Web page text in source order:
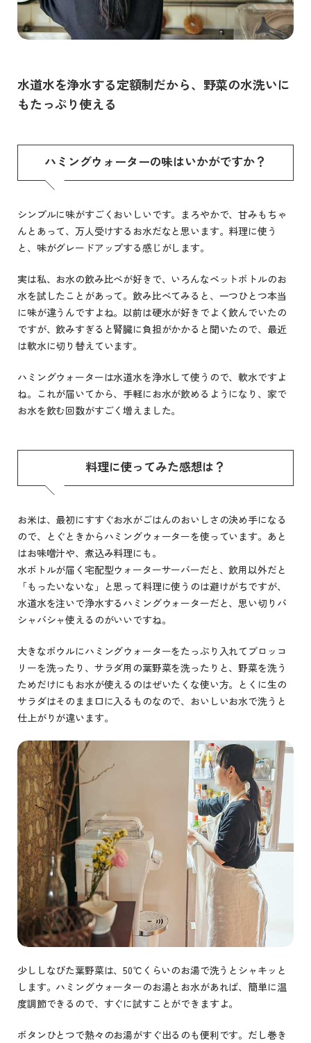
水道水を浄水する定額制だから、野菜の水洗いに
もたっぷり使える
ハミングウォーターの味はいかがですか？
シンプルに味がすごくおいしいです。まろやかで、甘みもちゃ
んとあって、万人受けするお水だなと思います。料理に使う
と、味がグレードアップする感じがします。
実は私、お水の飲み比べが好きで、いろんなペットボトルのお
水を試したことがあって。飲み比べてみると、一つひとつ本当
に味が違うんですよね。以前は硬水が好きでよく飲んでいたの
ですが、飲みすぎると腎臓に負担がかかると聞いたので、最近
は軟水に切り替えています。
ハミングウォーターは水道水を浄水して使うので、軟水ですよ
ね。これが届いてから、手軽にお水が飲めるようになり、家で
お水を飲む回数がすごく増えました。
料理に使ってみた感想は？
お米は、最初にすすぐお水がごはんのおいしさの決め手になる
ので、とぐときからハミングウォーターを使っています。あと
はお味噌汁や、煮込み料理にも。
水ボトルが届く宅配型ウォーターサーバーだと、飲用以外だと
「もったいないな」と思って料理に使うのは避けがちですが、
水道水を注いで浄水するハミングウォーターだと、思い切りバ
シャバシャ使えるのがいいですね。
大きなボウルにハミングウォーターをたっぷり入れてブロッコ
リーを洗ったり、サラダ用の葉野菜を洗ったりと、野菜を洗う
ためだけにもお水が使えるのはぜいたくな使い方。とくに生の
サラダはそのまま口に入るものなので、おいしいお水で洗うと
仕上がりが違います。
少ししなびた葉野菜は、50℃くらいのお湯で洗うとシャキッと
します。ハミングウォーターのお湯とお水があれば、簡単に温
度調節できるので、すぐに試すことができますよ。
ボタンひとつで熱々のお湯がすぐ出るのも便利です。だし巻き